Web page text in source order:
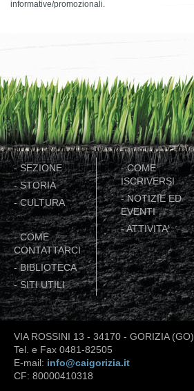
informative/promozionali.
-SEZIONE
-STORIA
-CULTURA
-COME
ISCRIVERSI
-NOTIZIE ED
EVENTI
-ATTIVITA'
-COME
CONTATTARCI
-BIBLIOTECA
-SITI UTILI
VIA ROSSINI 13 - 34170 - GORIZIA (GO)
Tel. e Fax 0481-82505
E-mail: info@caigorizia.it
CF: 80000410318